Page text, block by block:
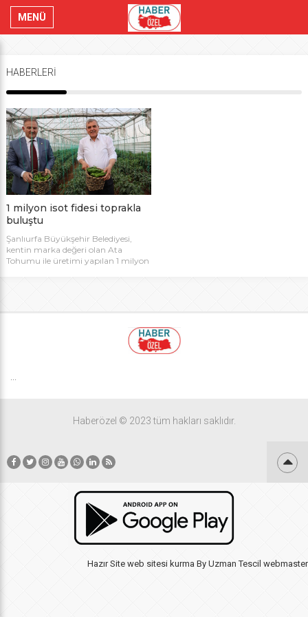
MENÜ
HABERLERİ
1 milyon isot fidesi toprakla
buluştu
Şanlıurfa Büyükşehir Belediyesi,
kentin marka değeri olan Ata
Tohumu ile üretimi yapılan 1 milyon
...
Haberözel © 2023 tüm hakları saklıdır.
Hazır Site web sitesi kurma By Uzman Tescil webmaster